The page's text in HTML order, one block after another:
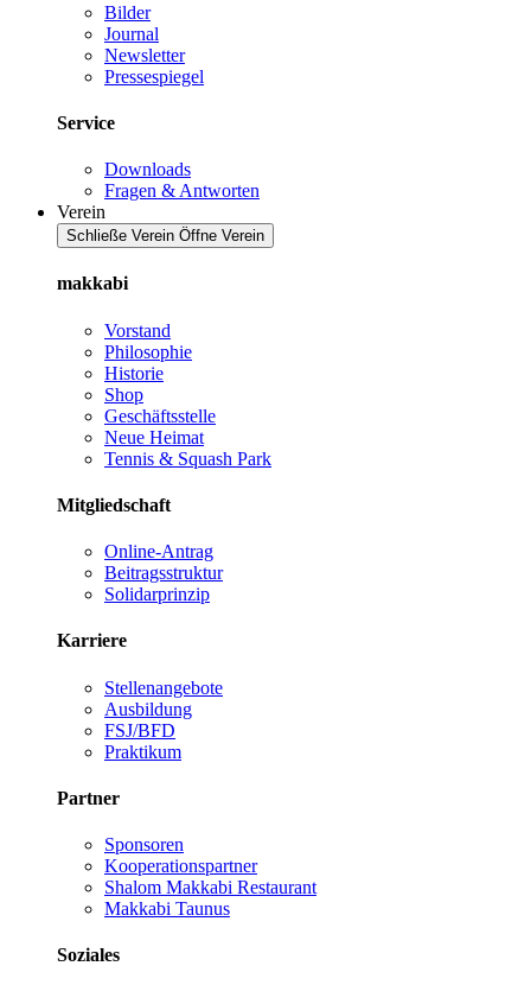
Bilder
Journal
Newsletter
Pressespiegel
Service
Downloads
Fragen & Antworten
Verein
Schließe Verein Öffne Verein
makkabi
Vorstand
Philosophie
Historie
Shop
Geschäftsstelle
Neue Heimat
Tennis & Squash Park
Mitgliedschaft
Online-Antrag
Beitragsstruktur
Solidarprinzip
Karriere
Stellenangebote
Ausbildung
FSJ/BFD
Praktikum
Partner
Sponsoren
Kooperationspartner
Shalom Makkabi Restaurant
Makkabi Taunus
Soziales